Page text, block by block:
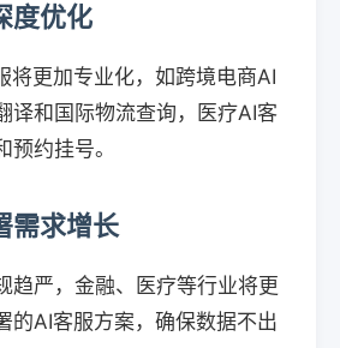
度优化
将更加专业化，如跨境电商AI
译和国际物流查询，医疗AI客
预约挂号。
需求增长
趋严，金融、医疗等行业将更
的AI客服方案，确保数据不出